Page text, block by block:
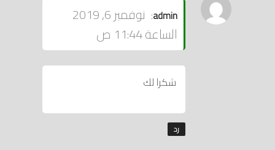
يقول
admin
:
نوفمبر 6, 2019
الساعة 11:44 ص
شكرا لك
رد